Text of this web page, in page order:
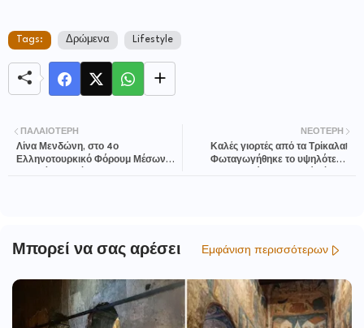
Tags: Δρώμενα Lifestyle
ΝΕΌΤΕΡΗ
Καλές γιορτές από τα Τρίκαλα!
Φωταγωγήθηκε το υψηλότερο
ΠΑΛΑΙΌΤΕΡΗ
Λίνα Μενδώνη, στο 4ο
Ελληνοτουρκικό Φόρουμ Μέσων
Μπορεί να σας αρέσει Εμφάνιση περισσότερων